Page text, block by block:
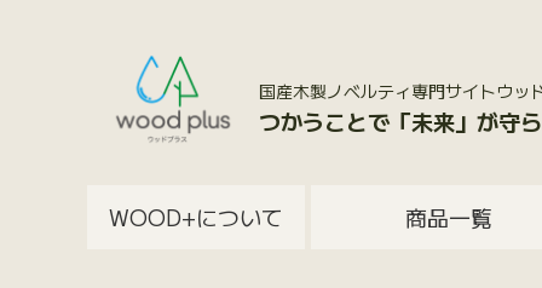
国産木製ノベルティ専門サイトウッ
つかうことで「未来」が守
WOOD+について 商品一覧